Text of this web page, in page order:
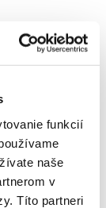
funkcií
naše
v
Títo partneri